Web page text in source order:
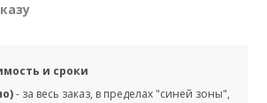
и сроки
- за весь заказ, в пределах "синей зоны",